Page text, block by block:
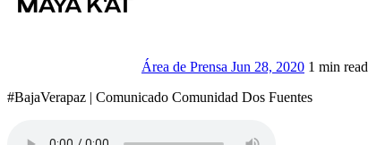
Área de Prensa Jun 28, 2020 1 min read
#BajaVerapaz | Comunicado Comunidad Dos Fuentes